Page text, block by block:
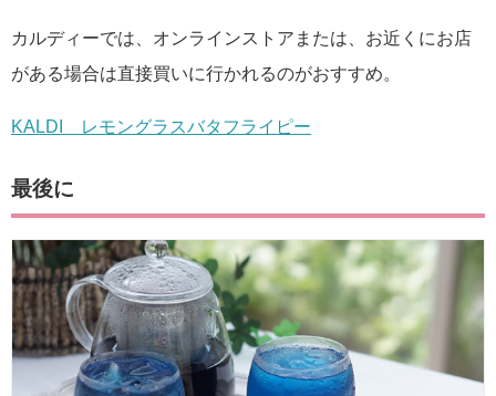
カルディーでは、オンラインストアまたは、お近くにお店
がある場合は直接買いに行かれるのがおすすめ。
KALDI レモングラスバタフライピー
最後に